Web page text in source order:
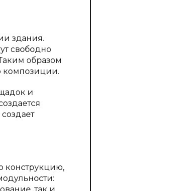
здания.
свободно
образом
композиции.
и
конструкцию,